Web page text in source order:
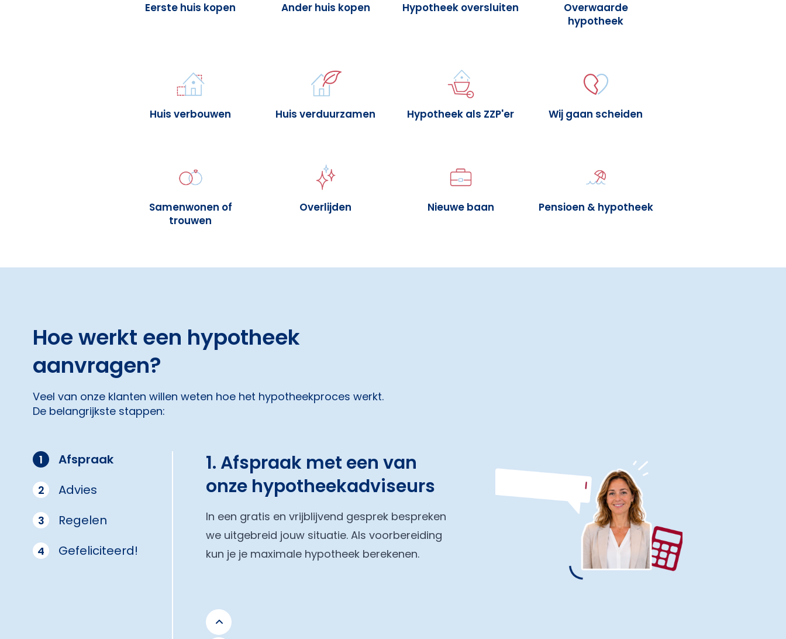
Eerste huis kopen Ander huis kopen Hypotheek oversluiten
Overwaarde
hypotheek
Huis verbouwen Huis verduurzamen Hypotheek als ZZP'er Wij gaan scheiden
Samenwonen of
trouwen
Overlijden Nieuwe baan Pensioen & hypotheek
Hoe werkt een hypotheek
aanvragen?
Veel van onze klanten willen weten hoe het hypotheekproces werkt.
De belangrijkste stappen:
1 Afspraak
2 Advies
3 Regelen
4 Gefeliciteerd!
1. Afspraak met een van
onze hypotheekadviseurs
In een gratis en vrijblijvend gesprek bespreken
we uitgebreid jouw situatie. Als voorbereiding
kun je je maximale hypotheek berekenen.